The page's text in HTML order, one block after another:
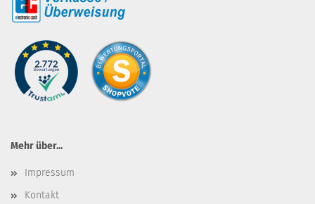
Mehr über...
Impressum
Kontakt